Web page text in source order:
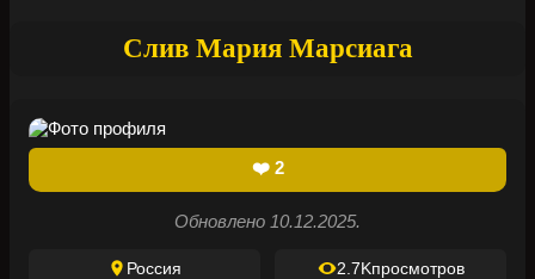
Слив Мария Марсиага
❤️ 2
Обновлено 10.12.2025.
Россия 2.7Kпросмотров